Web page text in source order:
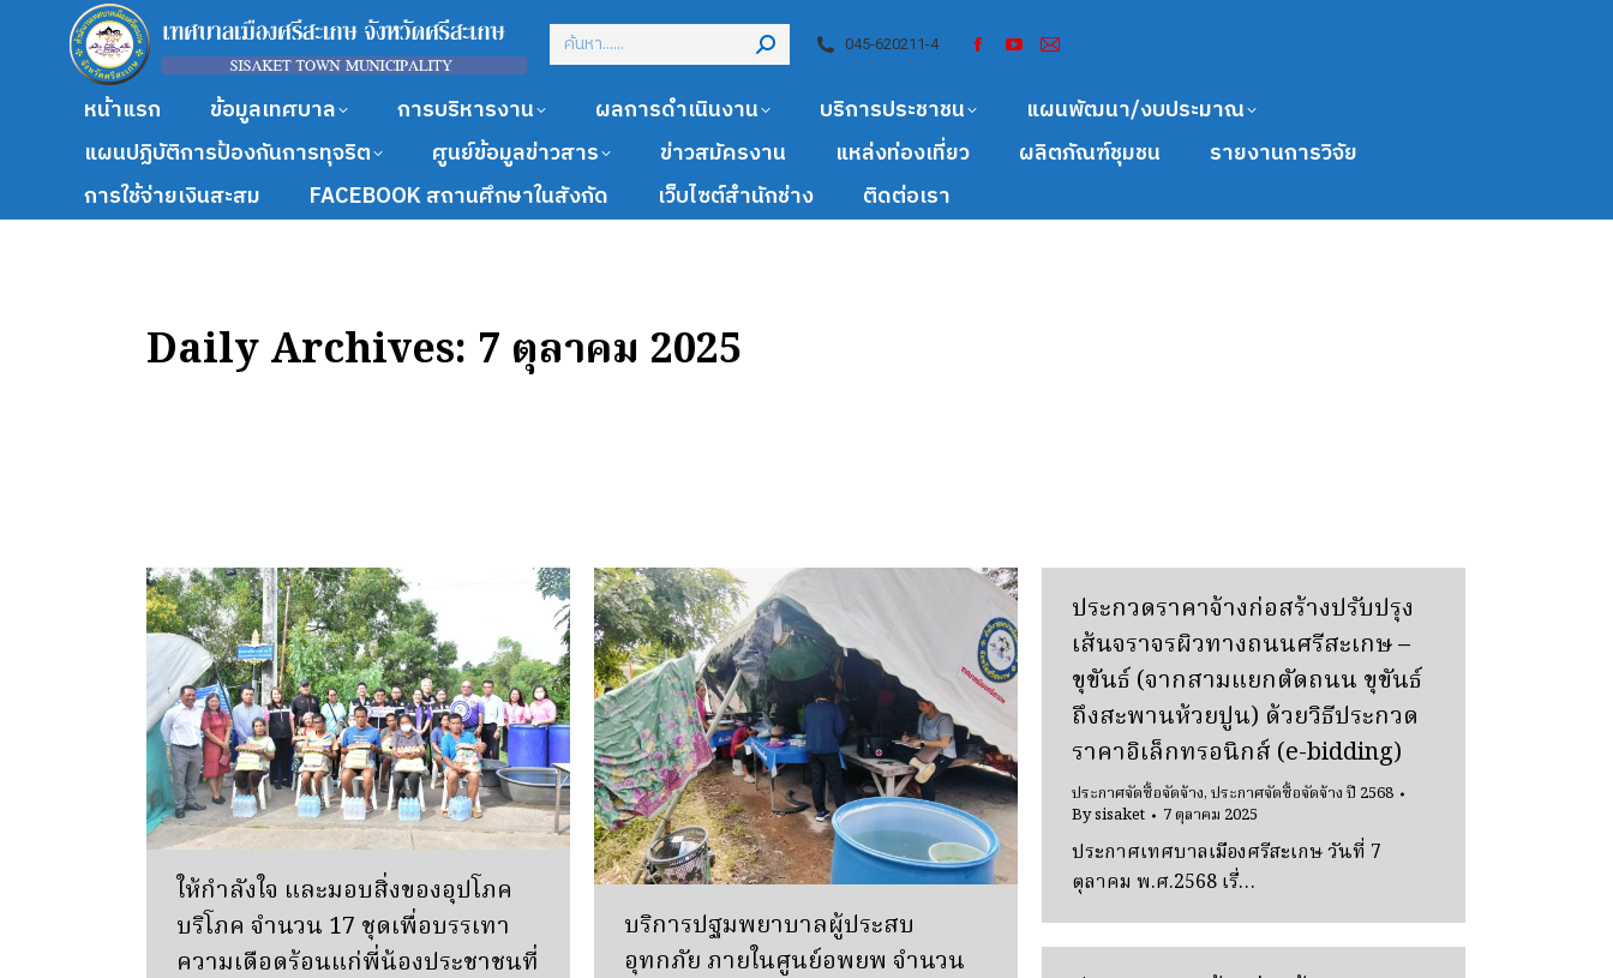
045-620211-4
หน้าแรก ข้อมูลเทศบาล การบริหารงาน ผลการดำเนินงาน บริการประชาชน
แผนพัฒนา/งบประมาณ
แผนปฏิบัติการป้องกันการทุจริต
ศูนย์ข้อมูลข่าวสาร ข่าวสมัครงาน แหล่งท่องเที่ยว ผลิตภัณฑ์ชุมชน
รายงานการวิจัย
การใช้จ่ายเงินสะสม
FACEBOOK สถานศึกษาในสังกัด เว็บไซต์สำนักช่าง ติดต่อเรา
Daily Archives: 7 ตุลาคม 2025
ให้กำลังใจ และมอบสิ่งของอุปโภค
บริโภค จำนวน 17 ชุดเพื่อบรรเทา
ความเดือดร้อนแก่พี่น้องประชาชนที่
บริการปฐมพยาบาลผู้ประสบ
อุทกภัย ภายในศูนย์อพยพ จำนวน
ประกวดราคาจ้างก่อสร้างปรับปรุง
เส้นจราจรผิวทางถนนศรีสะเกษ –
ขุขันธ์ (จากสามแยกตัดถนน ขุขันธ์
ถึงสะพานห้วยปูน) ด้วยวิธีประกวด
ราคาอิเล็กทรอนิกส์ (e-bidding)
ประกาศจัดซื้อจัดจ้าง,ประกาศจัดซื้อจัดจ้าง ปี 2568
Bysisaket 7 ตุลาคม 2025
ประกาศเทศบาลเมืองศรีสะเกษ วันที่ 7
ตุลาคม พ.ศ.2568 เรื่…